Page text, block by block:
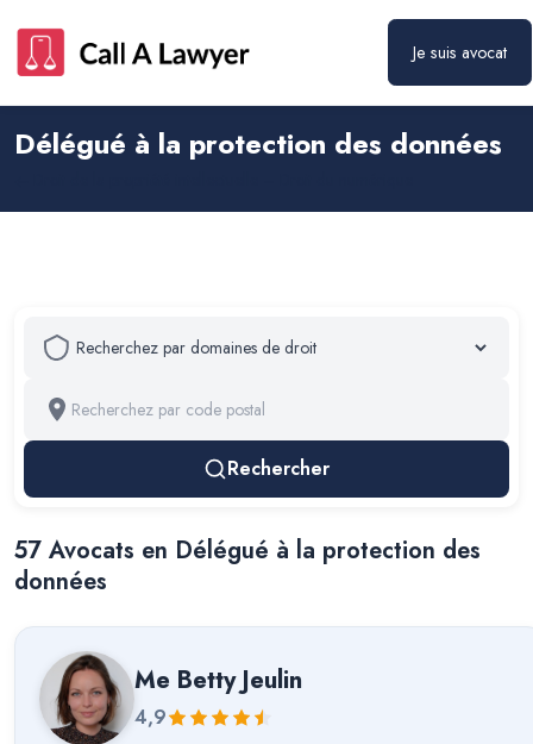
Je suis avocat
Délégué à la protection des données
Rechercher
57 Avocats en Délégué à la protection des
données
Me Betty Jeulin
4,9